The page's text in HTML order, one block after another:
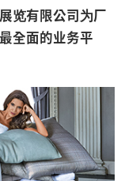
览有限公司为厂
全面的业务平